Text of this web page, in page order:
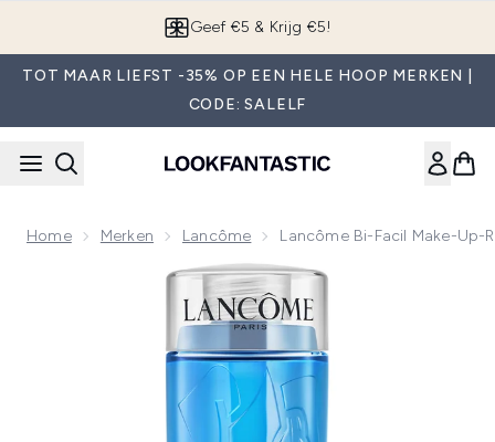
App downloaden
TOT MAAR LIEFST -35% OP EEN HELE HOOP MERKEN |
CODE: SALELF
Home Merken Lancôme Lancôme Bi-Facil Make-Up-
Now showing image 1 Lancôme Bi-Facil Make-up-remover